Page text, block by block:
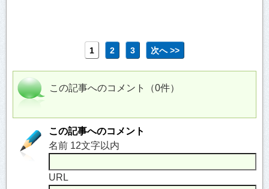
1 2 3 次へ >>
この記事へのコメント（0件）
この記事へのコメント
名前 12文字以内
URL